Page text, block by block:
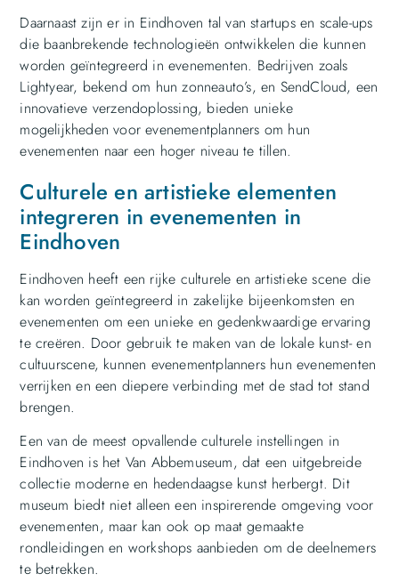
Daarnaast zijn er in Eindhoven tal van startups en scale-ups
die baanbrekende technologieën ontwikkelen die kunnen
worden geïntegreerd in evenementen. Bedrijven zoals
Lightyear, bekend om hun zonneauto’s, en SendCloud, een
innovatieve verzendoplossing, bieden unieke
mogelijkheden voor evenementplanners om hun
evenementen naar een hoger niveau te tillen.
Culturele en artistieke elementen
integreren in evenementen in
Eindhoven
Eindhoven heeft een rijke culturele en artistieke scene die
kan worden geïntegreerd in zakelijke bijeenkomsten en
evenementen om een unieke en gedenkwaardige ervaring
te creëren. Door gebruik te maken van de lokale kunst- en
cultuurscene, kunnen evenementplanners hun evenementen
verrijken en een diepere verbinding met de stad tot stand
brengen.
Een van de meest opvallende culturele instellingen in
Eindhoven is het Van Abbemuseum, dat een uitgebreide
collectie moderne en hedendaagse kunst herbergt. Dit
museum biedt niet alleen een inspirerende omgeving voor
evenementen, maar kan ook op maat gemaakte
rondleidingen en workshops aanbieden om de deelnemers
te betrekken.